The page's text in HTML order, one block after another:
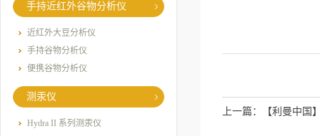
手持近红外谷物分析仪
近红外大豆分析仪
手持谷物分析仪
便携谷物分析仪
测汞仪
Hydra II 系列测汞仪
上一篇： 【利曼中国